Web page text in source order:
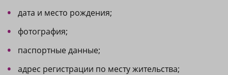
дата и место рождения;
фотография;
паспортные данные;
адрес регистрации по месту жительства;